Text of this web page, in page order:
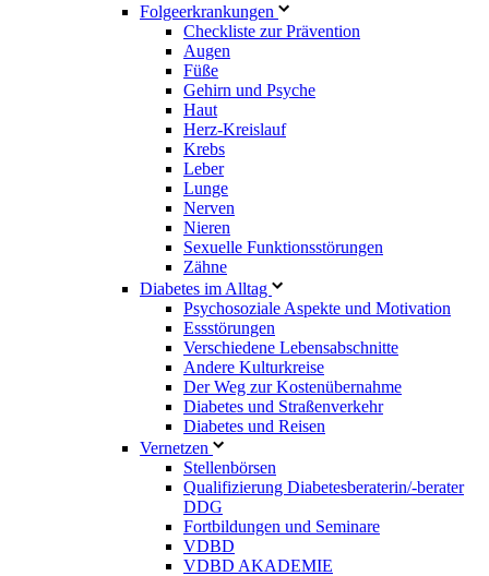
Folgeerkrankungen
Checkliste zur Prävention
Augen
Füße
Gehirn und Psyche
Haut
Herz-Kreislauf
Krebs
Leber
Lunge
Nerven
Nieren
Sexuelle Funktionsstörungen
Zähne
Diabetes im Alltag
Psychosoziale Aspekte und Motivation
Essstörungen
Verschiedene Lebensabschnitte
Andere Kulturkreise
Der Weg zur Kostenübernahme
Diabetes und Straßenverkehr
Diabetes und Reisen
Vernetzen
Stellenbörsen
Qualifizierung Diabetesberaterin/­-berater
DDG
Fortbildungen und Seminare
VDBD
VDBD AKADEMIE